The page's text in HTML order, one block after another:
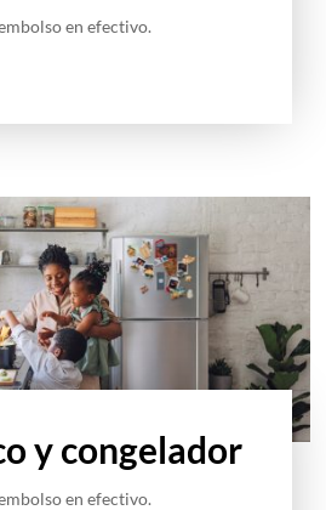
en efectivo.
y congelador
en efectivo.